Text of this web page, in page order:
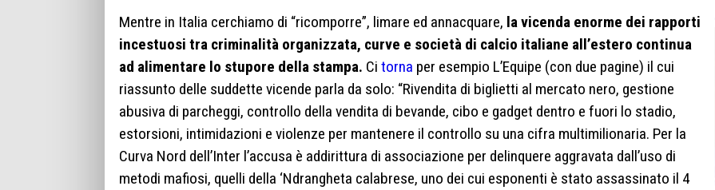
Mentre in Italia cerchiamo di “ricomporre”, limare ed annacquare, la vicenda enorme dei rapporti
incestuosi tra criminalità organizzata, curve e società di calcio italiane all’estero continua
ad alimentare lo stupore della stampa. Ci torna per esempio L’Equipe (con due pagine) il cui
riassunto delle suddette vicende parla da solo: “Rivendita di biglietti al mercato nero, gestione
abusiva di parcheggi, controllo della vendita di bevande, cibo e gadget dentro e fuori lo stadio,
estorsioni, intimidazioni e violenze per mantenere il controllo su una cifra multimilionaria. Per la
Curva Nord dell’Inter l’accusa è addirittura di associazione per delinquere aggravata dall’uso di
metodi mafiosi, quelli della ‘Ndrangheta calabrese, uno dei cui esponenti è stato assassinato il 4